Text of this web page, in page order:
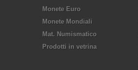
Monete Euro
Monete Mondiali
Mat. Numismatico
Prodotti in vetrina